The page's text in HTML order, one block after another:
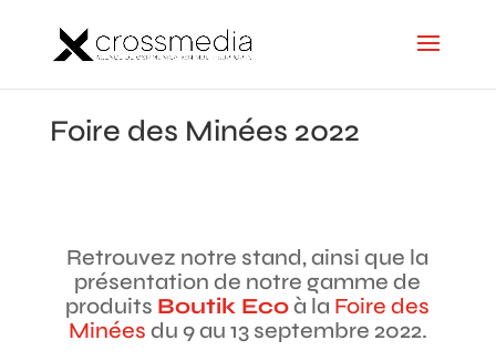
Foire des Minées 2022
Retrouvez notre stand, ainsi que la
présentation de notre gamme de
produits Boutik Ecoà la Foire des
Minées du 9 au 13 septembre 2022.